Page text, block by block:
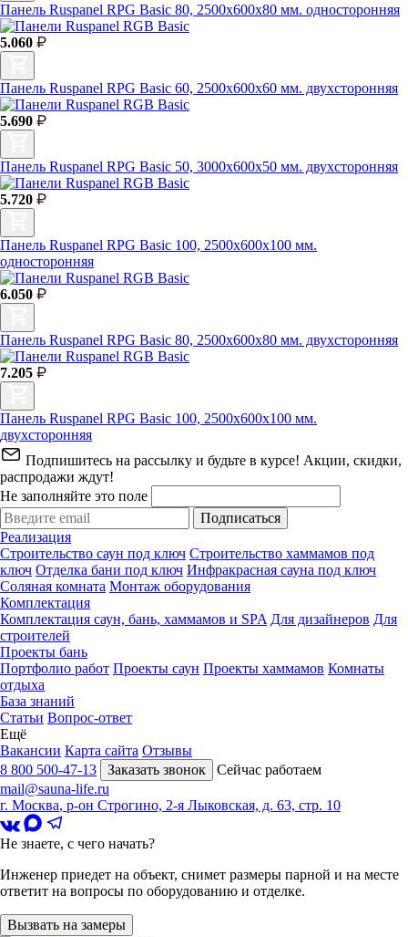
Панель Ruspanel RPG Basic 80, 2500х600х80 мм. односторонняя
5.060
Панель Ruspanel RPG Basic 60, 2500х600х60 мм. двухсторонняя
5.690
Панель Ruspanel RPG Basic 50, 3000х600х50 мм. двухсторонняя
5.720
Панель Ruspanel RPG Basic 100, 2500х600х100 мм.
односторонняя
6.050
Панель Ruspanel RPG Basic 80, 2500х600х80 мм. двухсторонняя
7.205
Панель Ruspanel RPG Basic 100, 2500х600х100 мм.
двухсторонняя
Подпишитесь на рассылку и будьте в курсе! Акции, скидки,
распродажи ждут!
Не заполняйте это поле
Подписаться
Реализация
Строительство саун под ключ Строительство хаммамов под
ключ Отделка бани под ключ Инфракрасная сауна под ключ
Соляная комната Монтаж оборудования
Комплектация
Комплектация саун, бань, хаммамов и SPA Для дизайнеров Для
строителей
Проекты бань
Портфолио работ Проекты саун Проекты хаммамов Комнаты
отдыха
База знаний
Статьи Вопрос-ответ
Ещё
Вакансии Карта сайта Отзывы
8 800 500-47-13
Заказать звонок
Сейчас работаем
mail@sauna-life.ru
г. Москва, р-он Строгино, 2-я Лыковская, д. 63, стр. 10
Не знаете, с чего начать?
Инженер приедет на объект, снимет размеры парной и на месте
ответит на вопросы по оборудованию и отделке.
Вызвать на замеры